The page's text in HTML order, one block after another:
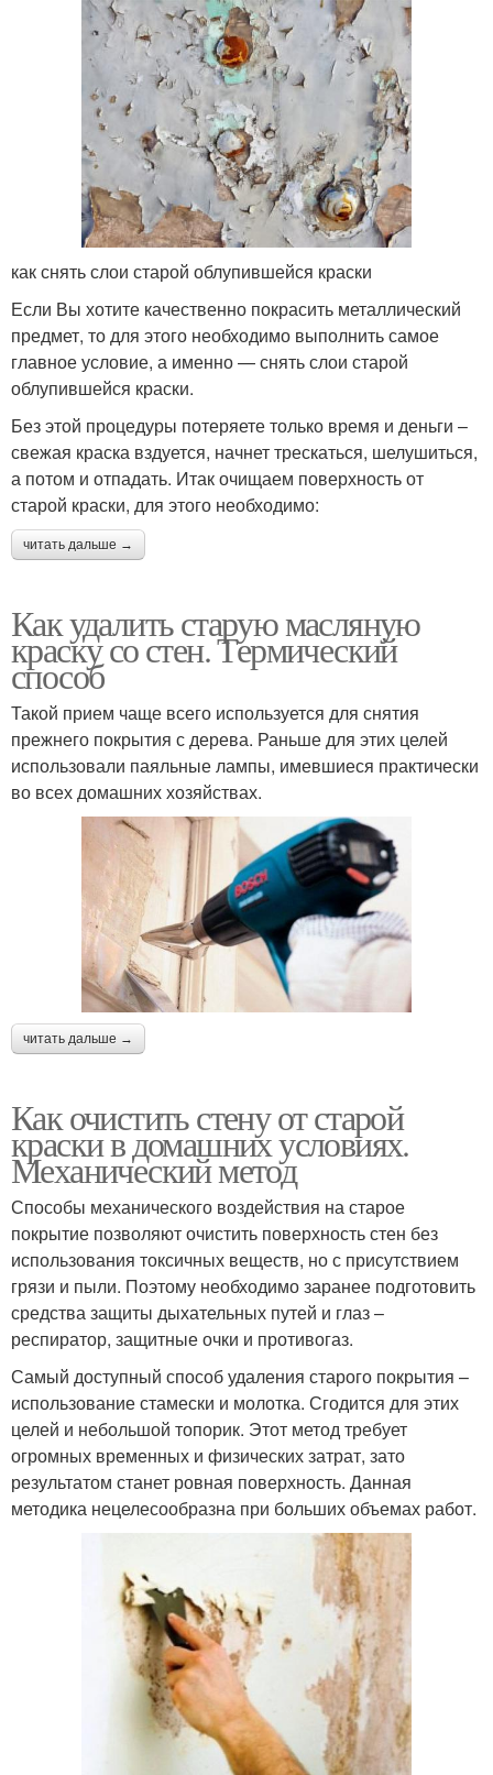
как снять слои старой облупившейся краски
Если Вы хотите качественно покрасить металлический
предмет, то для этого необходимо выполнить самое
главное условие, а именно — снять слои старой
облупившейся краски.
Без этой процедуры потеряете только время и деньги –
свежая краска вздуется, начнет трескаться, шелушиться,
а потом и отпадать. Итак очищаем поверхность от
старой краски, для этого необходимо:
читать дальше →
Как удалить старую масляную
краску со стен. Термический
способ
Такой прием чаще всего используется для снятия
прежнего покрытия с дерева. Раньше для этих целей
использовали паяльные лампы, имевшиеся практически
во всех домашних хозяйствах.
читать дальше →
Как очистить стену от старой
краски в домашних условиях.
Механический метод
Способы механического воздействия на старое
покрытие позволяют очистить поверхность стен без
использования токсичных веществ, но с присутствием
грязи и пыли. Поэтому необходимо заранее подготовить
средства защиты дыхательных путей и глаз –
респиратор, защитные очки и противогаз.
Самый доступный способ удаления старого покрытия –
использование стамески и молотка. Сгодится для этих
целей и небольшой топорик. Этот метод требует
огромных временных и физических затрат, зато
результатом станет ровная поверхность. Данная
методика нецелесообразна при больших объемах работ.